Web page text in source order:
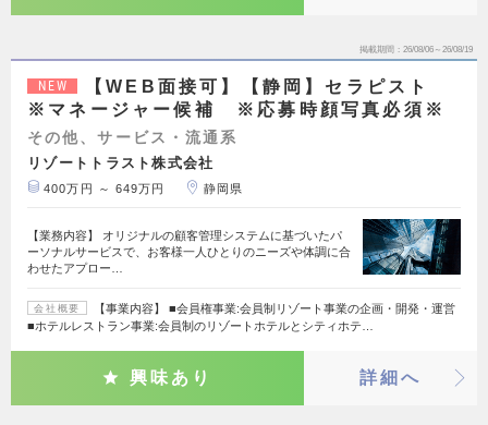
掲載期間 26/08/06～26/08/19
NEW
【WEB面接可】【静岡】セラピスト
※マネージャー候補 ※応募時顔写真必須※
その他、サービス・流通系
リゾートトラスト株式会社
400万円 ～ 649万円 静岡県
【業務内容】 オリジナルの顧客管理システムに基づいたパ
ーソナルサービスで、お客様一人ひとりのニーズや体調に合
わせたアプロー…
会社概要
【事業内容】 ■会員権事業:会員制リゾート事業の企画・開発・運営
■ホテルレストラン事業:会員制のリゾートホテルとシティホテ…
興味あり 詳細へ